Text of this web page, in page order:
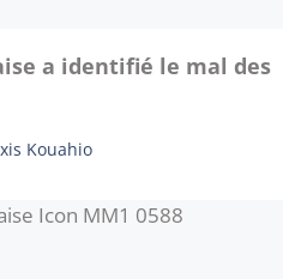
a identifié le mal des
Kouahio